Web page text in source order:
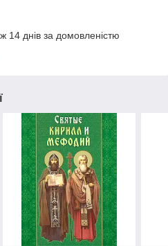
14 днів за домовленістю